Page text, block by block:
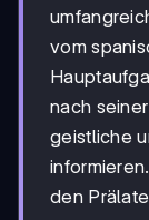
vom
nach
geistliche
den